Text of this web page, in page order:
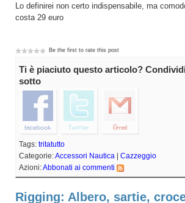
Lo definirei non certo indispensabile, ma
costa 29 euro
Be the first to rate this post
Ti è piaciuto questo articolo?
sotto
Tags: tritatutto
Categorie:Accessori Nautica
Cazzeggio
Azioni:Abbonati ai commenti
Rigging: Albero, sartie,